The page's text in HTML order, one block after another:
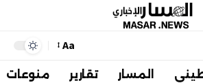
Aa
المسار تقارير منوعات